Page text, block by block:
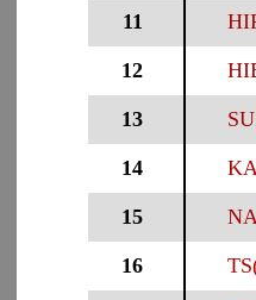
11
12
13
14
15
16